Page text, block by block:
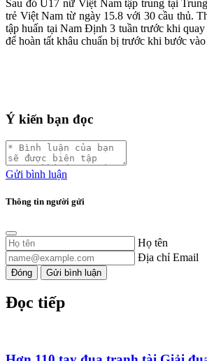
Sau đó U17 nữ Việt Nam tập trung tại
trẻ Việt Nam từ ngày 15.8 với 30 cầu thủ.
tập huấn tại Nam Định 3 tuần trước khi
để hoàn tất khâu chuẩn bị trước khi bước
Ý kiến bạn đọc
Gửi bình luận
Thông tin người gửi
Họ tên
Địa chỉ Email
Đóng Gửi bình luận
Đọc tiếp